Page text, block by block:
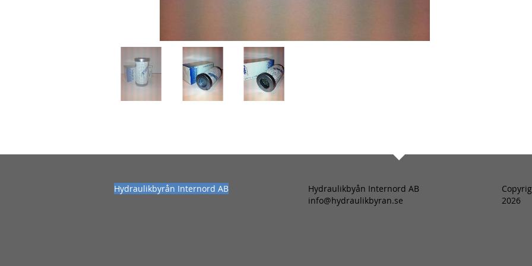
Hydraulikbyrån Internord AB
Hydraulikbyån Internord AB
info@hydraulikbyran.se
2026